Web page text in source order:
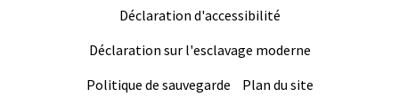
Déclaration d'accessibilité
Déclaration sur l'esclavage moderne
Politique de sauvegarde
Plan du site